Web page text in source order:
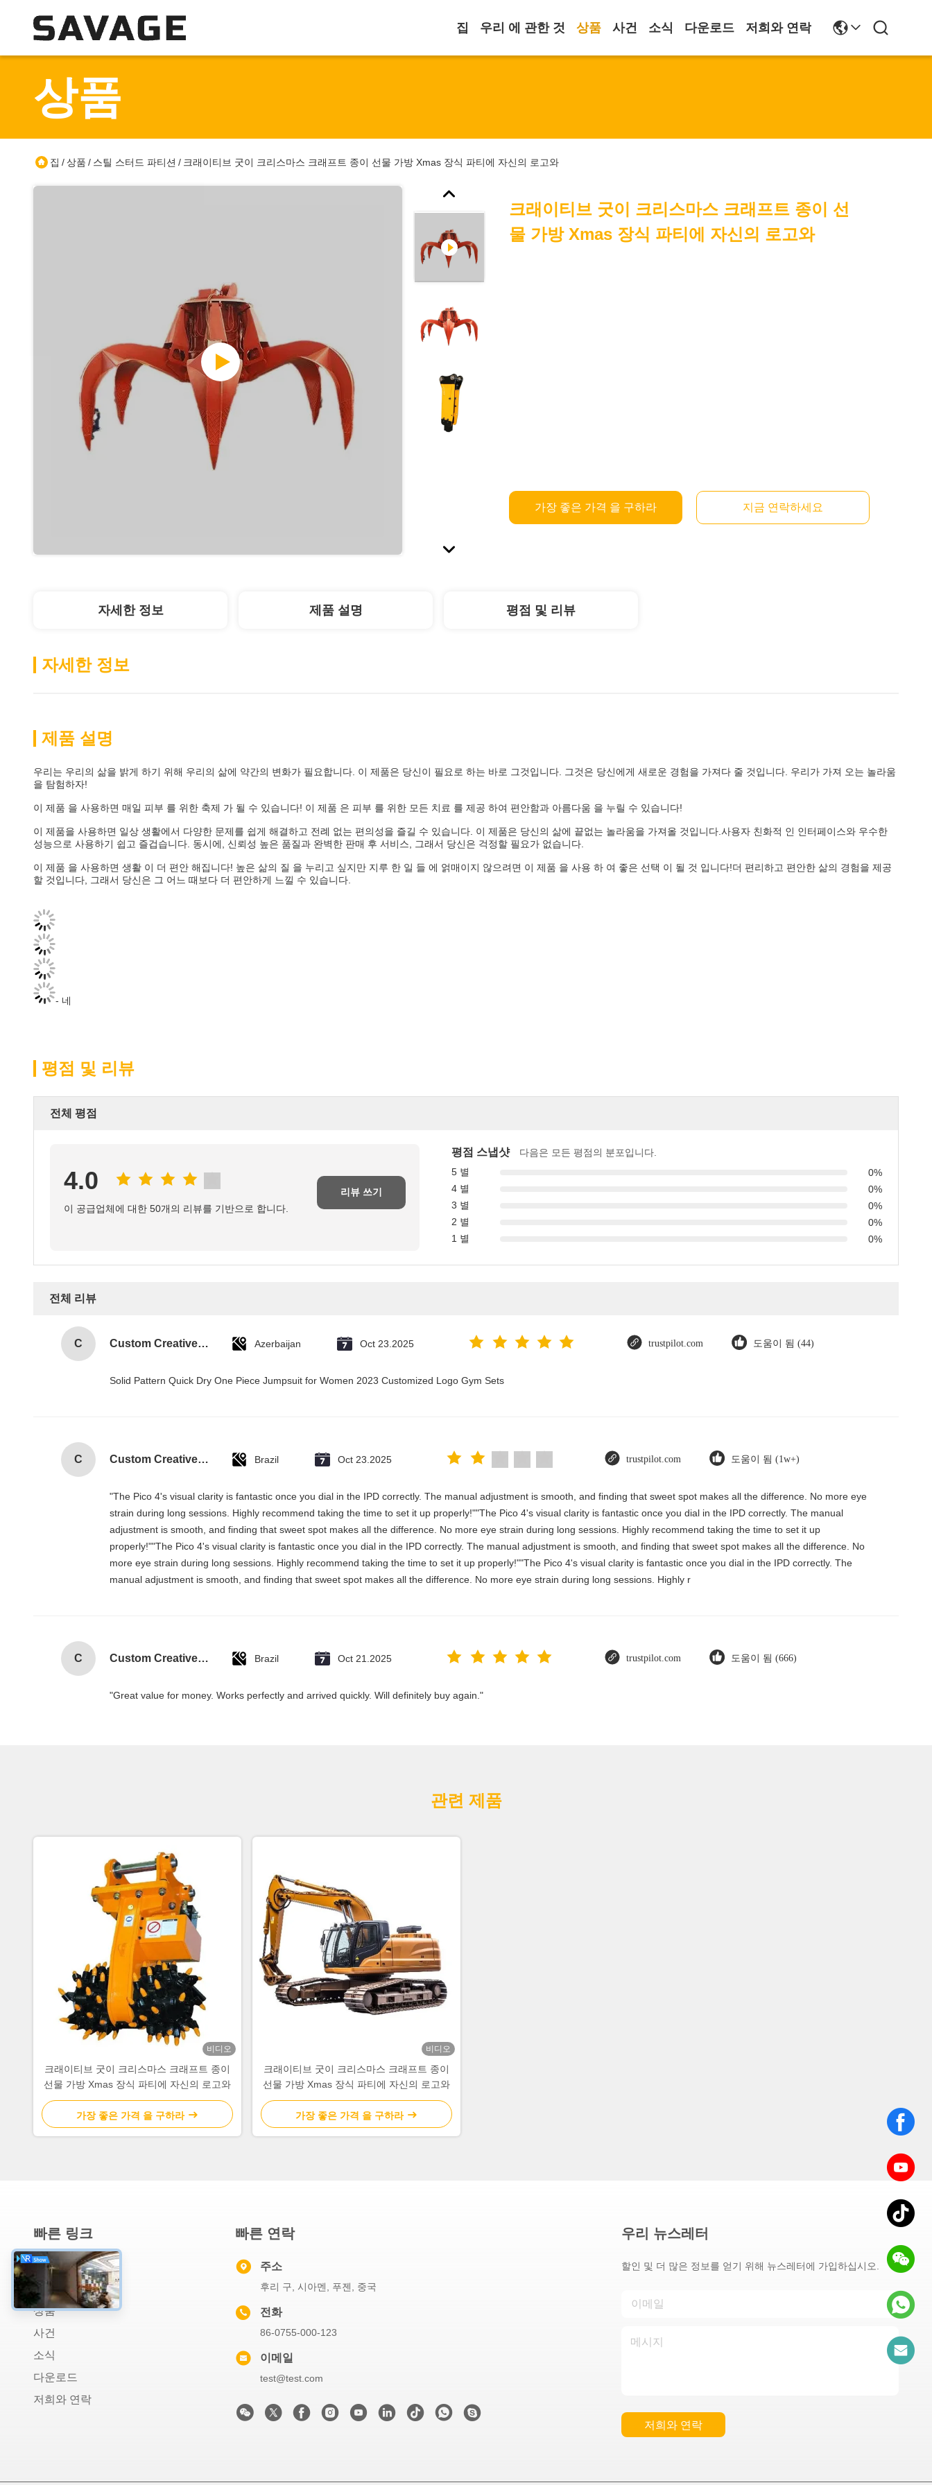
집 우리 에 관한 것 상품 사건 소식 다운로드 저희와 연락
상품
집 /상품 / 스틸 스터드 파티션 / 크래이티브 굿이 크리스마스 크래프트 종이 선물 가방 Xmas 장식 파티에 자신의 로고와
크래이티브 굿이 크리스마스 크래프트 종이 선
물 가방 Xmas 장식 파티에 자신의 로고와
가장 좋은 가격 을 구하라 지금 연락하세요
자세한 정보 제품 설명 평점 및 리뷰
자세한 정보
제품 설명
우리는 우리의 삶을 밝게 하기 위해 우리의 삶에 약간의 변화가 필요합니다. 이 제품은 당신이 필요로 하는 바로 그것입니다. 그것은 당신에게 새로운 경험을 가져다 줄 것입니다. 우리가 가져 오는 놀라움
을 탐험하자!
이 제품 을 사용하면 매일 피부 를 위한 축제 가 될 수 있습니다! 이 제품 은 피부 를 위한 모든 치료 를 제공 하여 편안함과 아름다움 을 누릴 수 있습니다!
이 제품을 사용하면 일상 생활에서 다양한 문제를 쉽게 해결하고 전례 없는 편의성을 즐길 수 있습니다. 이 제품은 당신의 삶에 끝없는 놀라움을 가져올 것입니다.사용자 친화적 인 인터페이스와 우수한
성능으로 사용하기 쉽고 즐겁습니다. 동시에, 신뢰성 높은 품질과 완벽한 판매 후 서비스, 그래서 당신은 걱정할 필요가 없습니다.
이 제품 을 사용하면 생활 이 더 편안 해집니다! 높은 삶의 질 을 누리고 싶지만 지루 한 일 들 에 얽매이지 않으려면 이 제품 을 사용 하 여 좋은 선택 이 될 것 입니다!더 편리하고 편안한 삶의 경험을 제공
할 것입니다, 그래서 당신은 그 어느 때보다 더 편안하게 느낄 수 있습니다.
- 네
평점 및 리뷰
전체 평점
4.0
이 공급업체에 대한 50개의 리뷰를 기반으로 합니다.
리뷰 쓰기
평점 스냅샷
다음은 모든 평점의 분포입니다.
5 별
0%
4 별
0%
3 별
0%
2 별
0%
1 별
0%
전체 리뷰
C Custom Creative Goodie Christmas Kraft Paper Gift Bag with Your Own Logo for Xmas Decorative Party Azerbaijan Oct 23.2025 trustpilot.com 도움이 됨 (44)
Solid Pattern Quick Dry One Piece Jumpsuit for Women 2023 Customized Logo Gym Sets
C Custom Creative Goodie Christmas Kraft Paper Gift Bag with Your Own Logo for Xmas Decorative Party Brazil Oct 23.2025 trustpilot.com 도움이 됨 (1w+)
"The Pico 4's visual clarity is fantastic once you dial in the IPD correctly. The manual adjustment is smooth, and finding that sweet spot makes all the difference. No more eye
strain during long sessions. Highly recommend taking the time to set it up properly!""The Pico 4's visual clarity is fantastic once you dial in the IPD correctly. The manual
adjustment is smooth, and finding that sweet spot makes all the difference. No more eye strain during long sessions. Highly recommend taking the time to set it up
properly!""The Pico 4's visual clarity is fantastic once you dial in the IPD correctly. The manual adjustment is smooth, and finding that sweet spot makes all the difference. No
more eye strain during long sessions. Highly recommend taking the time to set it up properly!""The Pico 4's visual clarity is fantastic once you dial in the IPD correctly. The
manual adjustment is smooth, and finding that sweet spot makes all the difference. No more eye strain during long sessions. Highly r
C Custom Creative Goodie Christmas Kraft Paper Gift Bag with Your Own Logo for Xmas Decorative Party Brazil Oct 21.2025 trustpilot.com 도움이 됨 (666)
"Great value for money. Works perfectly and arrived quickly. Will definitely buy again."
관련 제품
비디오
크래이티브 굿이 크리스마스 크래프트 종이
선물 가방 Xmas 장식 파티에 자신의 로고와
가장 좋은 가격 을 구하라
비디오
크래이티브 굿이 크리스마스 크래프트 종이
선물 가방 Xmas 장식 파티에 자신의 로고와
가장 좋은 가격 을 구하라
빠른 링크
집
우리 에 관한 것
상품
사건
소식
다운로드
저희와 연락
빠른 연락
주소
후리 구, 시아멘, 푸젠, 중국
전화
86-0755-000-123
이메일
test@test.com
우리 뉴스레터
할인 및 더 많은 정보를 얻기 위해 뉴스레터에 가입하십시오.
저희와 연락